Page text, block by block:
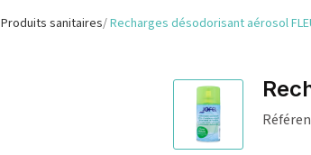
Produits sanitaires Recharges désodorisant aérosol